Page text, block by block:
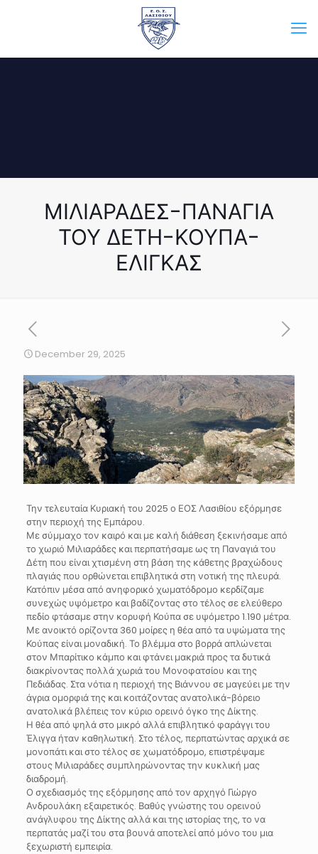
ΜΙΛΙΑΡΑΔΕΣ-ΠΑΝΑΓΙΑ
ΤΟΥ ΔΕΤΗ-ΚΟΥΠΑ-
ΕΛΙΓΚΑΣ
December 29, 2025
Την τελευταία Κυριακή του 2025 ο ΕΟΣ Λασιθίου εξόρμησε
στην περιοχή της Εμπάρου.
Με σύμμαχο τον καιρό και με καλή διάθεση ξεκινήσαμε από
το χωριό Μιλιαράδες και περπατήσαμε ως τη Παναγιά του
Δέτη που είναι χτισμένη στη βάση της κάθετης βραχώδους
πλαγιάς που ορθώνεται επιβλητικά στη νοτική της πλευρά.
Κατόπιν μέσα από ανηφορικό χωματόδρομο κερδίζαμε
συνεχώς υψόμετρο και βαδίζοντας στο τέλος σε ελεύθερο
πεδίο φτάσαμε στην κορυφή Κούπα σε υψόμετρο 1.190 μέτρα.
Με ανοικτό ορίζοντα 360 μοίρες η θέα από τα υψώματα της
Κούπας είναι μοναδική. Το βλέμμα στο βορρά απλώνεται
στον Μπαρίτικο κάμπο και φτάνει μακριά προς τα δυτικά
διακρίνοντας πολλά χωριά του Μονοφατσίου και της
Πεδιάδας. Στα νότια η περιοχή της Βιάννου σε μαγεύει με την
άγρια ομορφιά της και κοιτάζοντας ανατολικά-βόρειο
ανατολικά βλέπεις τον κύριο ορεινό όγκο της Δίκτης.
Η θέα από ψηλά στο μικρό αλλά επιβλητικό φαράγγι του
Έλιγγα ήταν καθηλωτική. Στο τέλος, περπατώντας αρχικά σε
μονοπάτι και στο τέλος σε χωματόδρομο, επιστρέψαμε
στους Μιλιαράδες συμπληρώνοντας την κυκλική μας
διαδρομή.
Ο σχεδιασμός της εξόρμησης από τον αρχηγό Γιώργο
Ανδρουλάκη εξαιρετικός. Βαθύς γνώστης του ορεινού
ανάγλυφου της Δίκτης αλλά και της ιστορίας της, το να
περπατάς μαζί του στα βουνά αποτελεί από μόνο του μια
ξεχωριστή εμπειρία.